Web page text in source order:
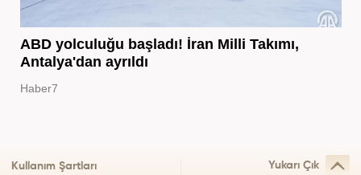
ABD yolculuğu başladı! İran Milli Takımı,
Antalya'dan ayrıldı
Haber7
Kullanım Şartları Yukarı Çık